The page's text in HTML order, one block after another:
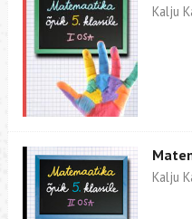
Kalju
Kalju